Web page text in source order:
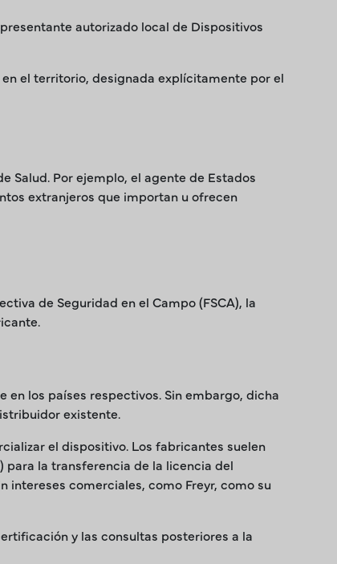
autorizado local de Dispositivos
el territorio, designada explícitamente por el
Salud. Por ejemplo, el agente de Estados
extranjeros que importan u ofrecen
de Seguridad en el Campo (FSCA), la
los países respectivos. Sin embargo, dicha
existente.
el dispositivo. Los fabricantes suelen
la transferencia de la licencia del
intereses comerciales, como Freyr, como su
y las consultas posteriores a la